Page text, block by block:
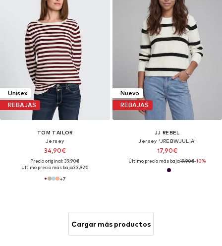
Unisex
REBAJAS
TOM TAILOR
Jersey
34,90€
Precio original: 39,90€
Último precio más bajo:33,92€
+7
Nuevo
REBAJAS
JJ REBEL
Jersey 'JREBWJULIA'
17,90€
Último precio más bajo:19,90€-10%
Cargar más productos